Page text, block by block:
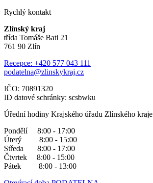
Rychlý kontakt
Zlínský kraj
třída Tomáše Bati 21
761 90 Zlín
Recepce: +420 577 043 111
podatelna@zlinskykraj.cz
IČO: 70891320
ID datové schránky: scsbwku
Úřední hodiny Krajského úřadu Zlínského kraje
Pondělí 8:00 - 17:00
Úterý 8:00 - 15:00
Středa 8:00 - 17:00
Čtvrtek 8:00 - 15:00
Pátek 8:00 - 13:00